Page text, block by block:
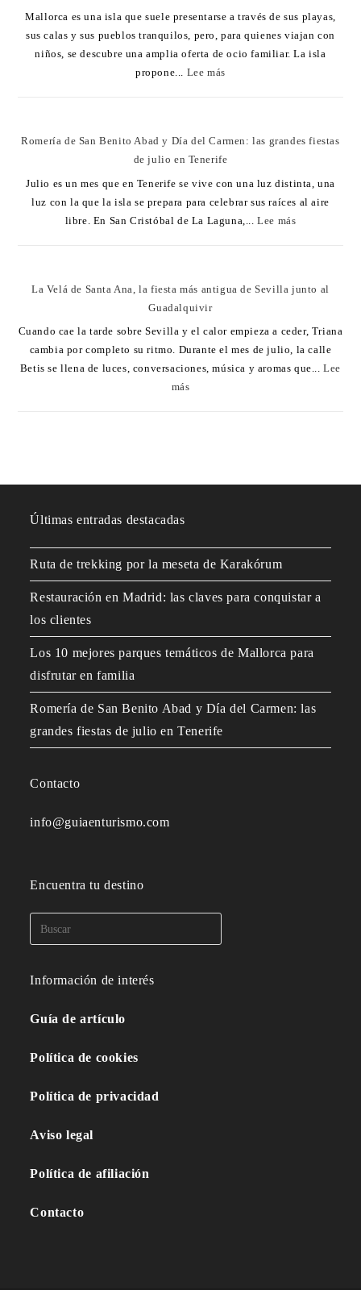
Mallorca es una isla que suele presentarse a través de sus playas,
sus calas y sus pueblos tranquilos, pero, para quienes viajan con
niños, se descubre una amplia oferta de ocio familiar. La isla
propone... Lee más
Romería de San Benito Abad y Día del Carmen: las grandes fiestas
de julio en Tenerife
Julio es un mes que en Tenerife se vive con una luz distinta, una
luz con la que la isla se prepara para celebrar sus raíces al aire
libre. En San Cristóbal de La Laguna,...Lee más
La Velá de Santa Ana, la fiesta más antigua de Sevilla junto al
Guadalquivir
Cuando cae la tarde sobre Sevilla y el calor empieza a ceder, Triana
cambia por completo su ritmo. Durante el mes de julio, la calle
Betis se llena de luces, conversaciones, música y aromas que...Lee
más
Últimas entradas destacadas
Ruta de trekking por la meseta de Karakórum
Restauración en Madrid: las claves para conquistar a
los clientes
Los 10 mejores parques temáticos de Mallorca para
disfrutar en familia
Romería de San Benito Abad y Día del Carmen: las
grandes fiestas de julio en Tenerife
Contacto
info@guiaenturismo.com
Encuentra tu destino
Información de interés
Guía de artículo
Política de cookies
Política de privacidad
Aviso legal
Política de afiliación
Contacto